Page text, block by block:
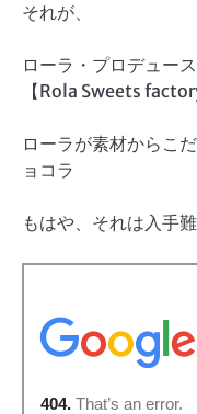
それが、
ローラ・プロデュー
【Rola Sweets
ローラが素材からこ
ョコラ
もはや、それは入手難